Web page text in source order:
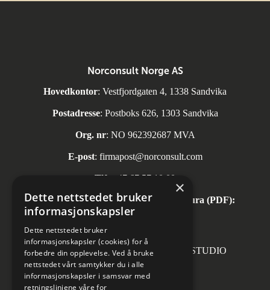
Norconsult Norge AS
Hovedkontor: Vestfjordgaten 4, 1338 Sandvika
Postadresse: Postboks 626, 1303 Sandvika
Org. nr: NO 962392687 MVA
E-post: firmapost@norconsult.com
Tlf: +47 67 57 10 00
Automatisk mottak av inngående faktura (PDF):
invoice.no@norconsult.com
Forsidefoto: RASMUS HJORTSHOJ STUDIO
×
Dette nettstedet bruker
informasjonskapsler
Dette nettstedet bruker
informasjonskapsler (cookies) for å
forbedre din opplevelse. Ved å bruke
nettstedet vårt samtykker du i alle
informasjonskapsler i samsvar med
retningslinjene våre for